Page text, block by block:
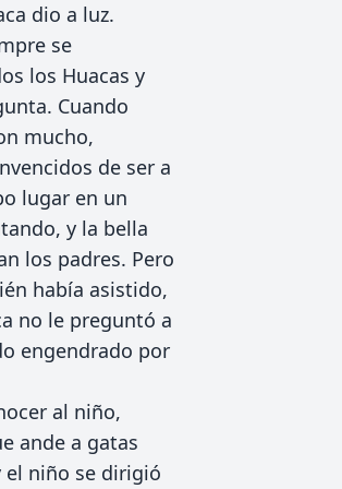
dio a luz.
se
los Huacas y
Cuando
mucho,
de ser a
lugar en un
y la bella
los padres. Pero
había asistido,
no le preguntó a
engendrado por
al niño,
ande a gatas
el niño se dirigió